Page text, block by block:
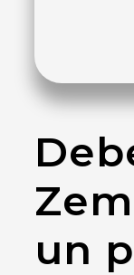
un